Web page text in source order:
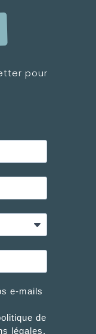
pour
e-mails
de
légales.